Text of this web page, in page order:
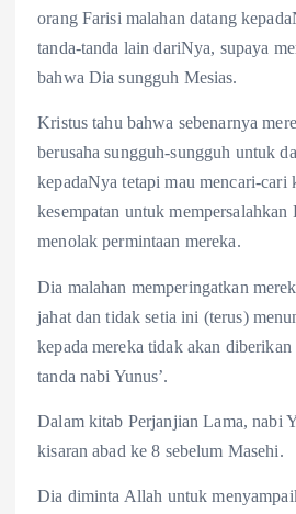
orang Farisi malahan datang
tanda-tanda lain dariNya, supaya
bahwa Dia sungguh Mesias.
Kristus tahu bahwa sebenarnya
berusaha sungguh-sungguh untuk
kepadaNya tetapi mau mencari-cari
kesempatan untuk
menolak permintaan mereka.
Dia malahan memperingatkan
jahat dan tidak setia ini (terus)
kepada mereka tidak akan
tanda nabi Yunus’.
Dalam kitab Perjanjian Lama, nabi
kisaran abad ke 8 sebelum Masehi.
Dia diminta Allah untuk